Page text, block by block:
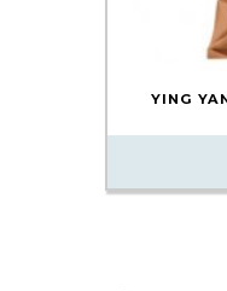
YING